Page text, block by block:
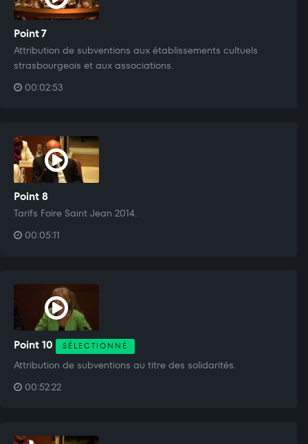
Point 7
Attribution de subventions aux établissements cultuels
strasbourgeois et aux associations.
00:02:53
Point 8
Tarifs Foire Saint Jean 2014.
00:05:11
Point 10 SÉLECTIONNÉ
Attribution de subventions au titre des solidarités.
00:52:22